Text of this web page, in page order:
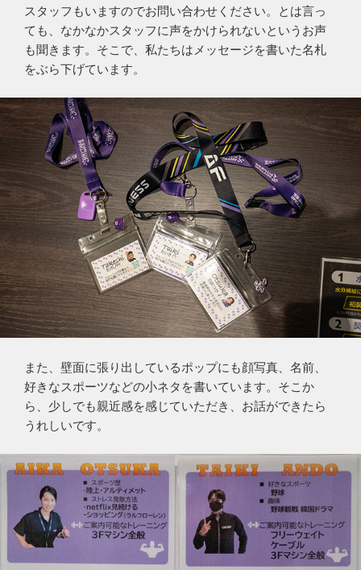
スタッフもいますのでお問い合わせください。とは言っ
ても、なかなかスタッフに声をかけられないというお声
も聞きます。そこで、私たちはメッセージを書いた名札
をぶら下げています。
また、壁面に張り出しているポップにも顔写真、名前、
好きなスポーツなどの小ネタを書いています。そこか
ら、少しでも親近感を感じていただき、お話ができたら
うれしいです。